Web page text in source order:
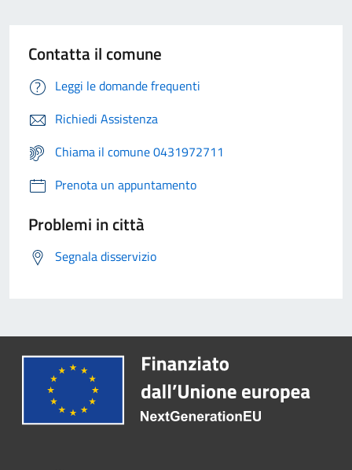
Contatta il comune
Leggi le domande frequenti
Richiedi Assistenza
Chiama il comune 0431972711
Prenota un appuntamento
Problemi in città
Segnala disservizio